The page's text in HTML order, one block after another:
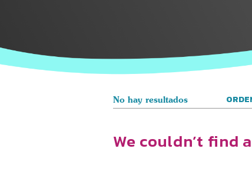
No hay resultados
We couldn’t find